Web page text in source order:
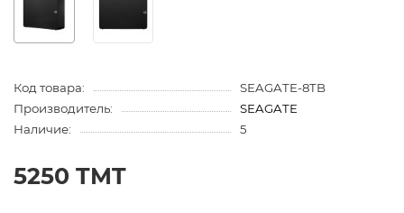
Код товара:
SEAGATE-8TB
Производитель:
SEAGATE
Наличие:
5
5250 TMT